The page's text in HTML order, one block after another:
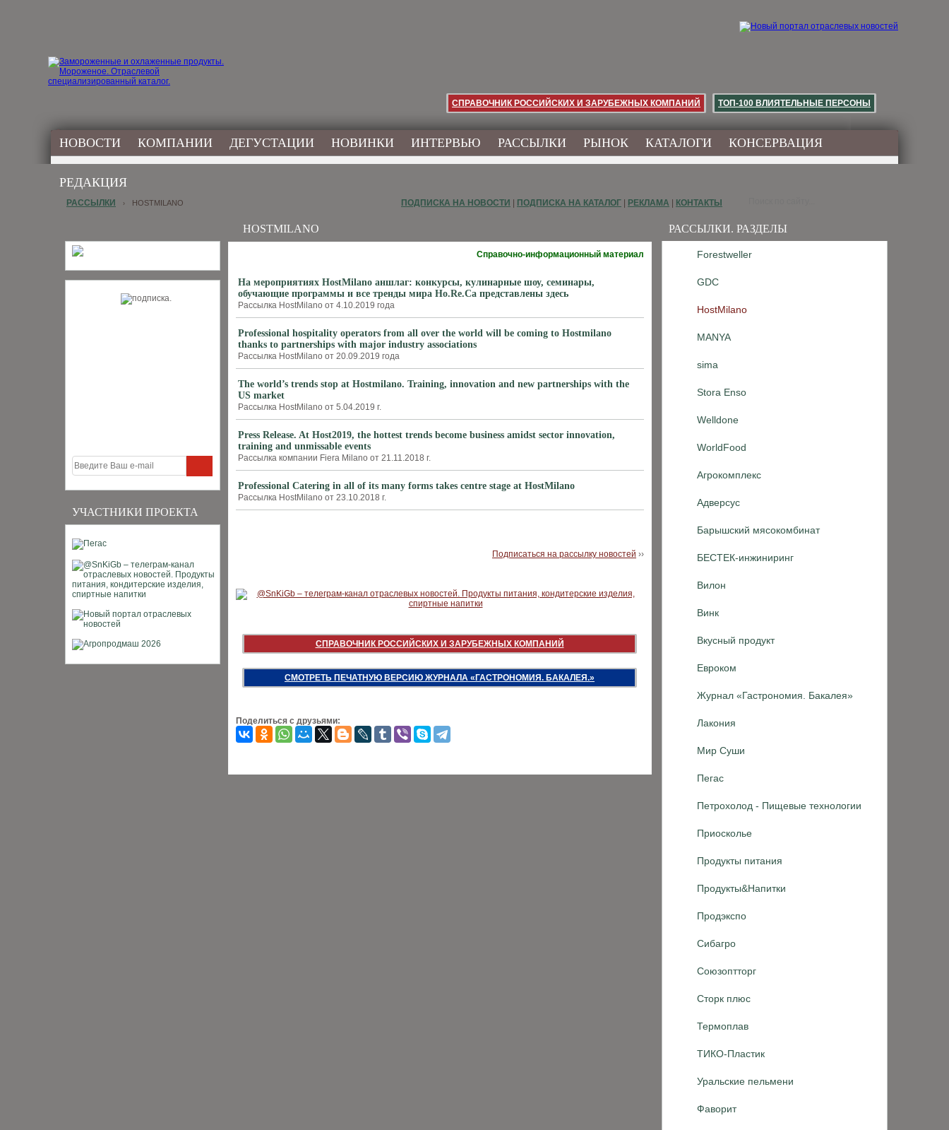
СПРАВОЧНИК РОССИЙСКИХ И ЗАРУБЕЖНЫХ КОМПАНИЙ ТОП-100 ВЛИЯТЕЛЬНЫЕ ПЕРСОНЫ
НОВОСТИ КОМПАНИИ ДЕГУСТАЦИИ НОВИНКИ ИНТЕРВЬЮ РАССЫЛКИ РЫНОК КАТАЛОГИ КОНСЕРВАЦИЯ
РЕДАКЦИЯ
УЧАСТНИКИ ПРОЕКТА
РАССЫЛКИ. РАЗДЕЛЫ
Forestweller
GDC
HostMilano
MANYA
sima
Stora Enso
Welldone
WorldFood
Агрокомплекс
Адверсус
Барышский мясокомбинат
БЕСТЕК-инжиниринг
Вилон
Винк
Вкусный продукт
Евроком
Журнал «Гастрономия. Бакалея»
Лакония
Мир Суши
Пегас
Петрохолод - Пищевые технологии
Приосколье
Продукты питания
Продукты&Напитки
Продэкспо
Сибагро
Союзоптторг
Сторк плюс
Термоплав
ТИКО-Пластик
Уральские пельмени
Фаворит
РАССЫЛКИ › HOSTMILANO ПОДПИСКА НА НОВОСТИ ПОДПИСКА НА КАТАЛОГ РЕКЛАМА КОНТАКТЫ
HOSTMILANO
Справочно-информационный материал
На мероприятиях HostMilano аншлаг: конкурсы, кулинарные шоу, семинары,
обучающие программы и все тренды мира Ho.Re.Ca представлены здесь
Рассылка HostMilano от 4.10.2019 года
Professional hospitality operators from all over the world will be coming to Hostmilano
thanks to partnerships with major industry associations
Рассылка HostMilano от 20.09.2019 года
The world’s trends stop at Hostmilano. Training, innovation and new partnerships with the
US market
Рассылка HostMilano от 5.04.2019 г.
Press Release. At Host2019, the hottest trends become business amidst sector innovation,
training and unmissable events
Рассылка компании Fiera Milano от 21.11.2018 г.
Professional Catering in all of its many forms takes centre stage at HostMilano
Рассылка HostMilano от 23.10.2018 г.
Подписаться на рассылку новостей ››
СПРАВОЧНИК РОССИЙСКИХ И ЗАРУБЕЖНЫХ КОМПАНИЙ
СМОТРЕТЬ ПЕЧАТНУЮ ВЕРСИЮ ЖУРНАЛА «ГАСТРОНОМИЯ. БАКАЛЕЯ.»
Поделиться с друзьями: